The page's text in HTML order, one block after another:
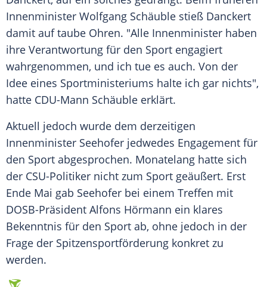
Innenminister Wolfgang Schäuble stieß Danckert
damit auf taube Ohren. "Alle Innenminister haben
ihre Verantwortung für den Sport engagiert
wahrgenommen, und ich tue es auch. Von der
Idee eines Sportministeriums halte ich gar nichts",
hatte CDU-Mann Schäuble erklärt.
Aktuell jedoch wurde dem derzeitigen
Innenminister Seehofer jedwedes Engagement für
den Sport abgesprochen. Monatelang hatte sich
der CSU-Politiker nicht zum Sport geäußert. Erst
Ende Mai gab Seehofer bei einem Treffen mit
DOSB-Präsident Alfons Hörmann ein klares
Bekenntnis für den Sport ab, ohne jedoch in der
Frage der Spitzensportförderung konkret zu
werden.